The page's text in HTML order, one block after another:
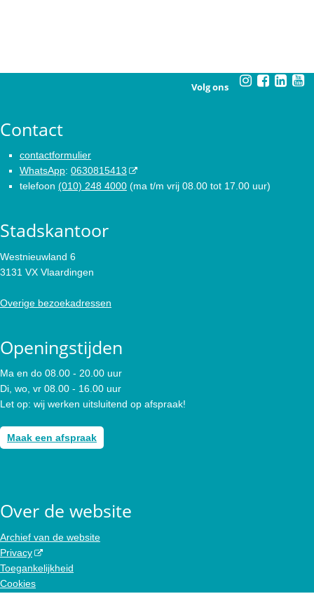
Volg ons
Contact
contactformulier
WhatsApp: 0630815413
telefoon (010) 248 4000 (ma t/m vrij 08.00 tot 17.00 uur)
Stadskantoor
Westnieuwland 6
3131 VX Vlaardingen
Overige bezoekadressen
Openingstijden
Ma en do 08.00 - 20.00 uur
Di, wo, vr 08.00 - 16.00 uur
Let op: wij werken uitsluitend op afspraak!
Maak een afspraak
Over de website
Archief van de website
Privacy
Toegankelijkheid
Cookies